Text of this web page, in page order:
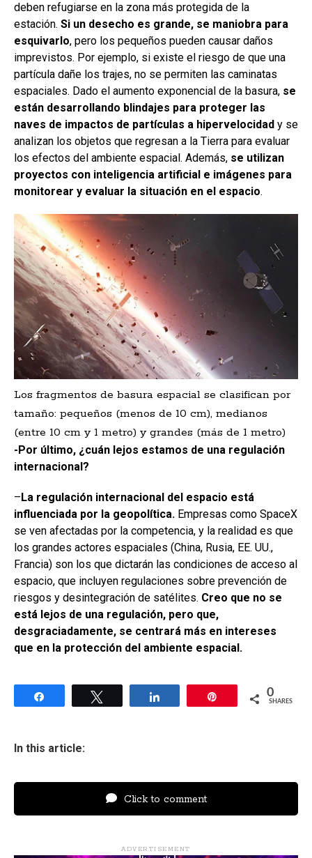
deben refugiarse en la zona más protegida de la
estación. Si un desecho es grande, se maniobra para
esquivarlo, pero los pequeños pueden causar daños
imprevistos. Por ejemplo, si existe el riesgo de que una
partícula dañe los trajes, no se permiten las caminatas
espaciales. Dado el aumento exponencial de la basura, se
están desarrollando blindajes para proteger las
naves de impactos de partículas a hipervelocidad y se
analizan los objetos que regresan a la Tierra para evaluar
los efectos del ambiente espacial. Además, se utilizan
proyectos con inteligencia artificial e imágenes para
monitorear y evaluar la situación en el espacio.
Los fragmentos de basura espacial se clasifican por
tamaño: pequeños (menos de 10 cm), medianos
(entre 10 cm y 1 metro) y grandes (más de 1 metro)
-Por último, ¿cuán lejos estamos de una regulación
internacional?
– La regulación internacional del espacio está
influenciada por la geopolítica. Empresas como SpaceX
se ven afectadas por la competencia, y la realidad es que
los grandes actores espaciales (China, Rusia, EE. UU.,
Francia) son los que dictarán las condiciones de acceso al
espacio, que incluyen regulaciones sobre prevención de
riesgos y desintegración de satélites. Creo que no se
está lejos de una regulación, pero que,
desgraciadamente, se centrará más en intereses
que en la protección del ambiente espacial.
0
SHARES
In this article:
Click to comment
ADVERTISEMENT